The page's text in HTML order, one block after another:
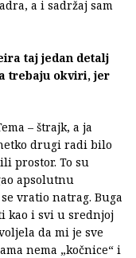
a i sadržaj sam
taj jedan detalj
trebaju okviri, jer
– štrajk, a ja
drugi radi bilo
prostor. To su
apsolutnu
vratio natrag. Buga
kao i svi u srednjoj
da mi je sve
nema „kočnice“ i